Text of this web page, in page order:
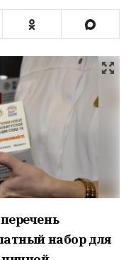
набор для